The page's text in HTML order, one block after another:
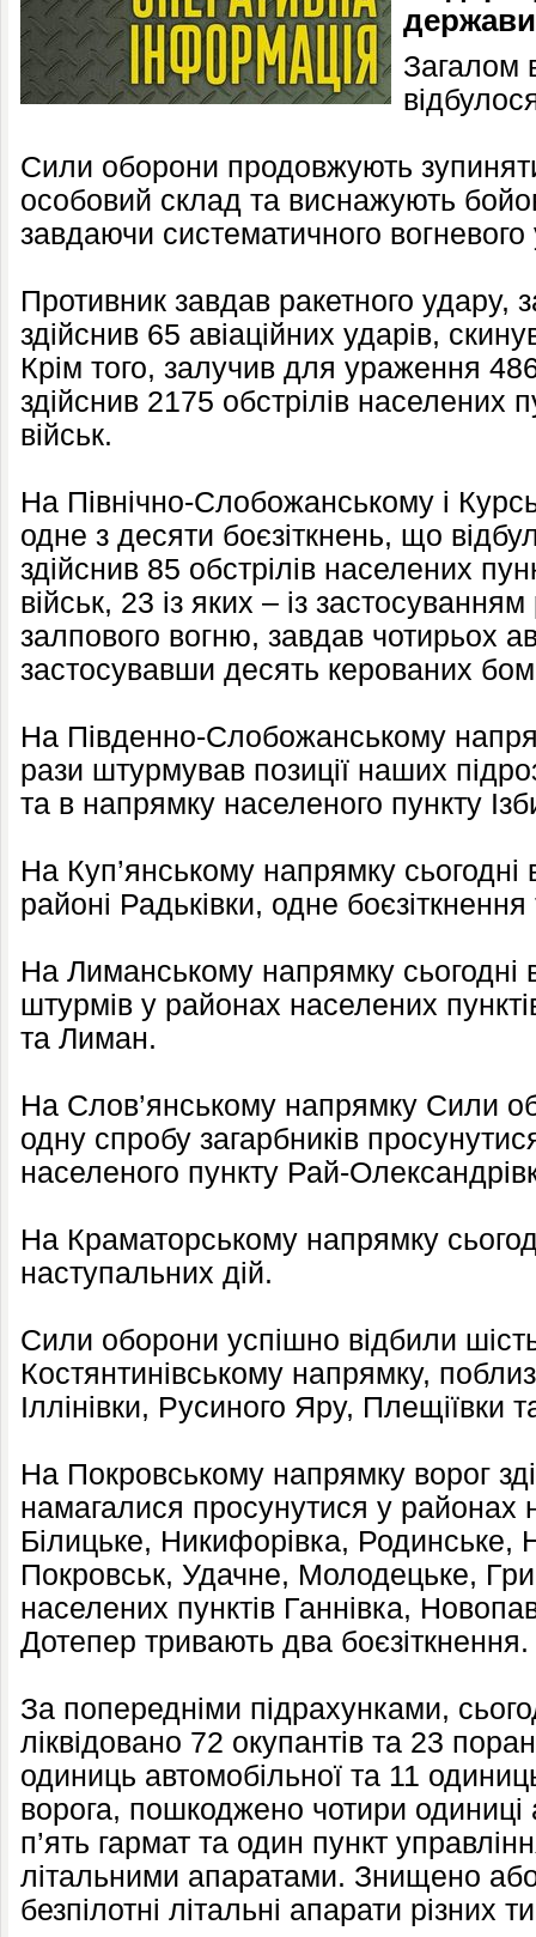
Загалом
Сили оборони продовжують
особовий склад та виснажують
завдаючи систематичного
Противник завдав ракетного удару,
здійснив 65 авіаційних ударів,
Крім того, залучив для ураження
здійснив 2175 обстрілів населених
військ.
На Північно-Слобожанському і
одне з десяти боєзіткнень, що
здійснив 85 обстрілів населених
військ, 23 із яких – із
залпового вогню, завдав чотирьох
застосувавши десять керованих
На Південно-Слобожанському
рази штурмував позиції наших
та в напрямку населеного пункту
На Куп’янському напрямку сьогодні
районі Радьківки, одне
На Лиманському напрямку сьогодні
штурмів у районах населених
та Лиман.
На Слов’янському напрямку Сили
одну спробу загарбників
населеного пункту Рай-
На Краматорському напрямку
наступальних дій.
Сили оборони успішно відбили
Костянтинівському напрямку,
Іллінівки, Русиного Яру, Плещіївки
На Покровському напрямку ворог
намагалися просунутися у районах
Білицьке, Никифорівка, Родинське,
Покровськ, Удачне, Молодецьке,
населених пунктів Ганнівка,
Дотепер тривають два боєзіткнення.
За попередніми підрахунками,
ліквідовано 72 окупантів та 23
одиниць автомобільної та 11
ворога, пошкоджено чотири одиниці
п’ять гармат та один пункт
літальними апаратами. Знищено
безпілотні літальні апарати різних